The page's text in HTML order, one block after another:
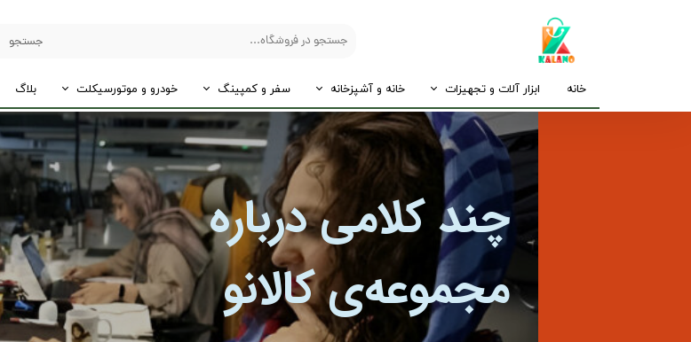
جستجو
خانه ابزار آلات و تجهیزات خانه و آشپزخانه سفر و کمپینگ خودرو و موتورسیکلت بلاگ
چند کلامی درباره
مجموعه‌ی کالانو